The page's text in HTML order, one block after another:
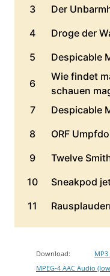
Download:
MPEG-4 AAC Audio